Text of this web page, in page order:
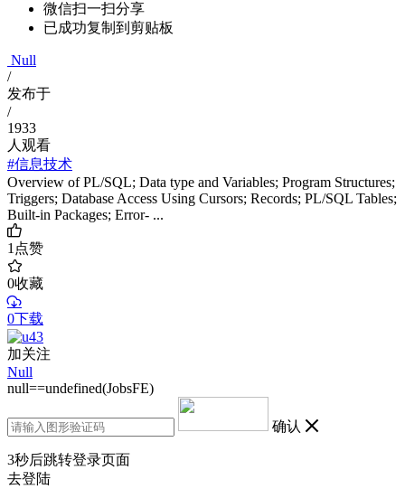
微信扫一扫分享
已成功复制到剪贴板
Null
/
发布于
/
1933
人观看
#信息技术
Overview of PL/SQL; Data type and Variables; Program Structures;
Triggers; Database Access Using Cursors; Records; PL/SQL Tables;
Built-in Packages; Error- ...
1点赞
0收藏
0下载
加关注
Null
null==undefined(JobsFE)
确认
3秒后跳转登录页面
去登陆